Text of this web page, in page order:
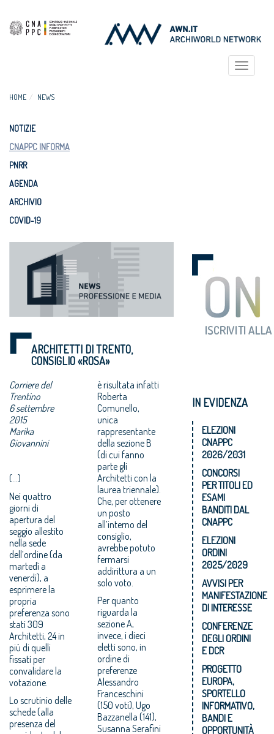
Toggle
HOME NEWS
NOTIZIE
CNAPPC INFORMA
PNRR
AGENDA
ARCHIVIO
COVID-19
ARCHITETTI DI TRENTO,
CONSIGLIO «ROSA»
Corriere del
Trentino
6 settembre
2015
Marika
Giovannini
(...)
Nei quattro
giorni di
apertura del
seggio allestito
nella sede
dell’ordine (da
martedì a
venerdì), a
esprimere la
propria
preferenza sono
stati 309
Architetti, 24 in
più di quelli
fissati per
convalidare la
votazione.
Lo scrutinio delle
schede (alla
presenza del
è risultata infatti
Roberta
Comunello,
unica
rappresentante
della sezione B
(di cui fanno
parte gli
Architetti con la
laurea triennale).
Che, per ottenere
un posto
all’interno del
consiglio,
avrebbe potuto
fermarsi
addirittura a un
solo voto.
Per quanto
riguarda la
sezione A,
invece, i dieci
eletti sono, in
ordine di
preferenze
Alessandro
Franceschini
(150 voti), Ugo
Bazzanella (141),
Susanna Serafini
IN EVIDENZA
ELEZIONI
CNAPPC
2026/2031
CONCORSI
PER TITOLI ED
ESAMI
BANDITI DAL
CNAPPC
ELEZIONI
ORDINI
2025/2029
AVVISI PER
MANIFESTAZIONE
DI INTERESSE
CONFERENZE
DEGLI ORDINI
E DCR
PROGETTO
EUROPA,
SPORTELLO
INFORMATIVO,
BANDI E
OPPORTUNITÀ